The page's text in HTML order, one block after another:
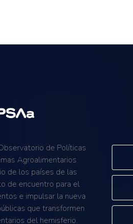
de Políticas
Agroalimentarios
de los países de las
de encuentro para el
e impulsar la nueva
que transformen
del hemisferio.